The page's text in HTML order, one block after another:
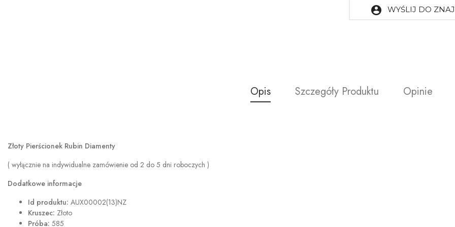
account_circle WYŚLIJ DO
Opis Szczegóły Produktu Opinie
Złoty Pierścionek Rubin Diamenty
( wyłącznie na indywidualne zamówienie od 2 do 5 dni roboczych )
Dodatkowe informacje
Id produktu: AUX00002(13)NZ
Kruszec: Złoto
Próba: 585